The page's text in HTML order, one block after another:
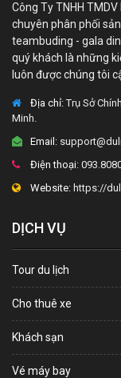
Công Ty TNHH
chuyên phân phối
teambuding - gala
quý khách là những
luôn được chúng tôi
Địa chỉ:Trụ Sở
Minh.
Email:
Điện thoại:
Website: https://
DỊCH VỤ
Tour du lịch
Cho thuê xe
Khách sạn
Vé máy bay